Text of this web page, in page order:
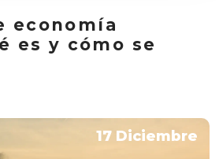
economía
es y cómo se
17 Diciembre